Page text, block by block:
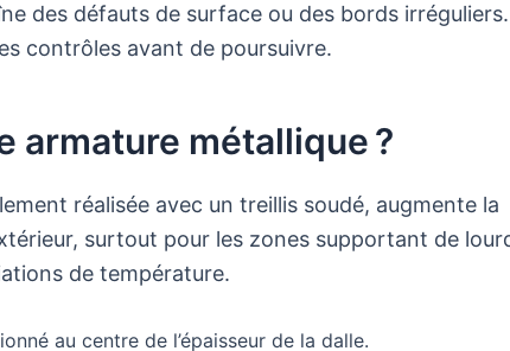
des défauts de surface ou des bords irréguliers.
contrôles avant de poursuivre.
armature métallique ?
réalisée avec un treillis soudé, augmente la
surtout pour les zones supportant de
de température.
au centre de l’épaisseur de la dalle.